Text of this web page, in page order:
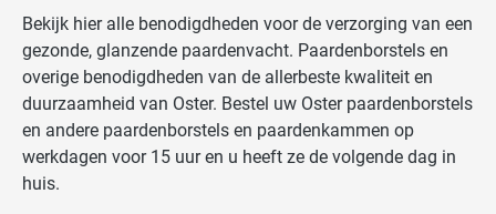
Bekijk hier alle benodigdheden voor de verzorging van een
gezonde, glanzende paardenvacht. Paardenborstels en
overige benodigdheden van de allerbeste kwaliteit en
duurzaamheid van Oster. Bestel uw Oster paardenborstels
en andere paardenborstels en paardenkammen op
werkdagen voor 15 uur en u heeft ze de volgende dag in
huis.